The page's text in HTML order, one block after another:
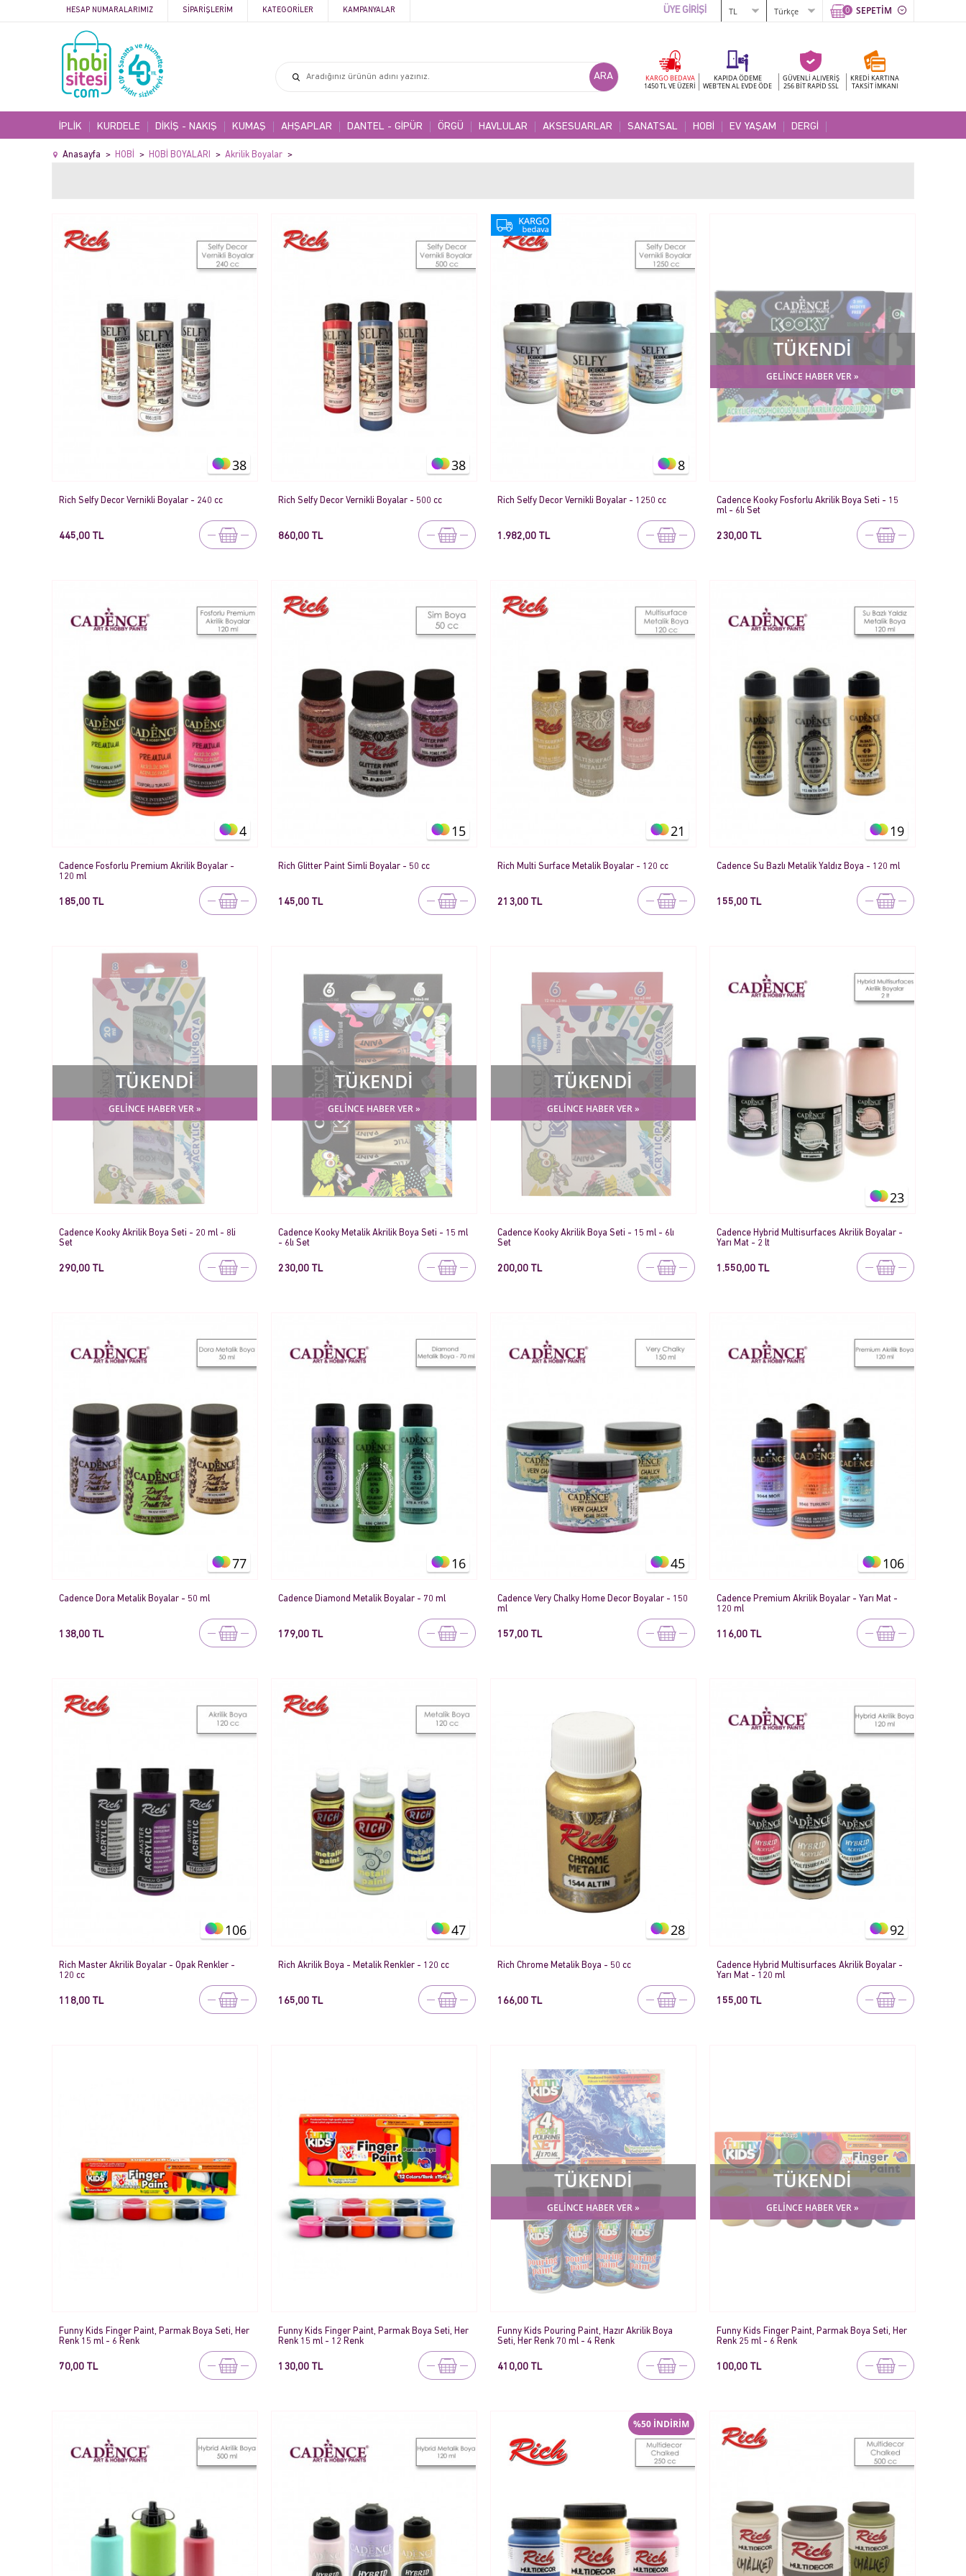
HESAP NUMARALARIMIZ SIPARIŞLERIM KATEGORILER KAMPANYALAR 0 SEPETİM
ÜYE GİRİŞİ
KARGO BEDAVA
1450 TL VE ÜZERİ
KAPIDA ÖDEME
WEB'TEN AL EVDE ÖDE
GÜVENLİ ALIVERİŞ
256 BİT RAPİD SSL
KREDİ KARTINA
TAKSİT İMKANI
İPLİK KURDELE DİKİŞ - NAKIŞ KUMAŞ AHŞAPLAR DANTEL - GİPÜR ÖRGÜ HAVLULAR AKSESUARLAR SANATSAL HOBİ EV YAŞAM DERGİ
Anasayfa HOBİ HOBİ BOYALARI Akrilik Boyalar
38
Rich Selfy Decor Vernikli Boyalar - 240 cc
445,00 TL
38
Rich Selfy Decor Vernikli Boyalar - 500 cc
860,00 TL
8
Rich Selfy Decor Vernikli Boyalar - 1250 cc
1.982,00 TL
TÜKENDİ
GELİNCE HABER VER »
Cadence Kooky Fosforlu Akrilik Boya Seti - 15
ml - 6lı Set
230,00 TL
4
Cadence Fosforlu Premium Akrilik Boyalar -
120 ml
185,00 TL
15
Rich Glitter Paint Simli Boyalar - 50 cc
145,00 TL
21
Rich Multi Surface Metalik Boyalar - 120 cc
213,00 TL
19
Cadence Su Bazlı Metalik Yaldız Boya - 120 ml
155,00 TL
TÜKENDİ
GELİNCE HABER VER »
Cadence Kooky Akrilik Boya Seti - 20 ml - 8li
Set
290,00 TL
TÜKENDİ
GELİNCE HABER VER »
Cadence Kooky Metalik Akrilik Boya Seti - 15 ml
- 6lı Set
230,00 TL
TÜKENDİ
GELİNCE HABER VER »
Cadence Kooky Akrilik Boya Seti - 15 ml - 6lı
Set
200,00 TL
23
Cadence Hybrid Multisurfaces Akrilik Boyalar -
Yarı Mat - 2 lt
1.550,00 TL
77
Cadence Dora Metalik Boyalar - 50 ml
138,00 TL
16
Cadence Diamond Metalik Boyalar - 70 ml
179,00 TL
45
Cadence Very Chalky Home Decor Boyalar - 150
ml
157,00 TL
106
Cadence Premium Akrilik Boyalar - Yarı Mat -
120 ml
116,00 TL
106
Rich Master Akrilik Boyalar - Opak Renkler -
120 cc
118,00 TL
47
Rich Akrilik Boya - Metalik Renkler - 120 cc
165,00 TL
28
Rich Chrome Metalik Boya - 50 cc
166,00 TL
92
Cadence Hybrid Multisurfaces Akrilik Boyalar -
Yarı Mat - 120 ml
155,00 TL
Funny Kids Finger Paint, Parmak Boya Seti, Her
Renk 15 ml - 6 Renk
70,00 TL
Funny Kids Finger Paint, Parmak Boya Seti, Her
Renk 15 ml - 12 Renk
130,00 TL
TÜKENDİ
GELİNCE HABER VER »
Funny Kids Pouring Paint, Hazır Akrilik Boya
Seti, Her Renk 70 ml - 4 Renk
410,00 TL
TÜKENDİ
GELİNCE HABER VER »
Funny Kids Finger Paint, Parmak Boya Seti, Her
Renk 25 ml - 6 Renk
100,00 TL
%50 İNDİRİM